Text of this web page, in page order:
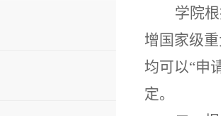
学院
增国家级
均可以“申
定。